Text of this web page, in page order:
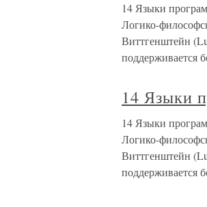
14 Языки
Логико-
Виттгенштейн
поддерживается
14 Языки
14 Языки
Логико-
Виттгенштейн
поддерживается